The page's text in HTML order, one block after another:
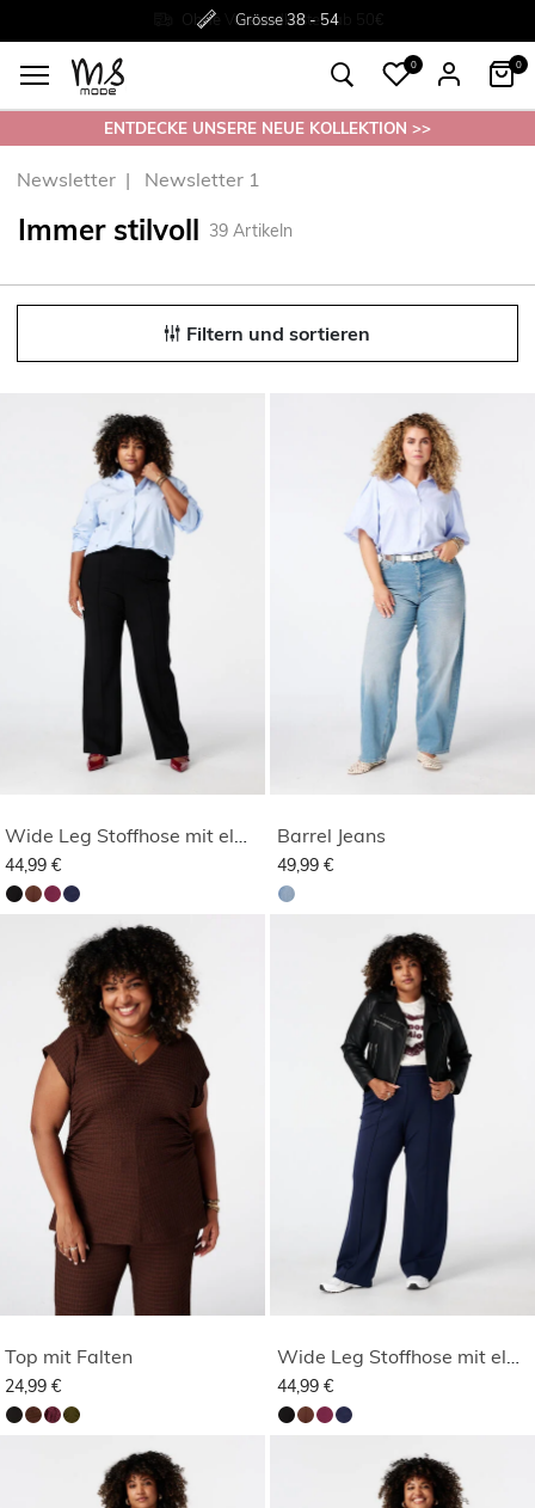
Ohne Versandkosten ab 50€
Grösse38 - 54
Rückgabe innerhalb 30 Tagen
0 0
ENTDECKE UNSERE NEUE KOLLEKTION >>
Newsletter Newsletter 1
Immer stilvoll 39 Artikeln
Filtern und sortieren
44,99 €
Barrel Jeans
49,99 €
Top mit Falten
24,99 € 44,99 €